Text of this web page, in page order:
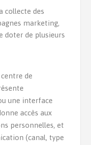
collecte des
marketing,
doter de plusieurs
de
une interface
accès aux
personnelles, et
(canal, type